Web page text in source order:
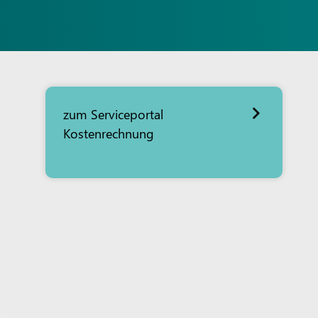
zum Serviceportal
Kostenrechnung